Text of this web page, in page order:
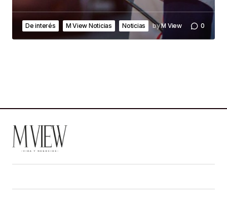
De interés M View Noticias Noticias byM View 0